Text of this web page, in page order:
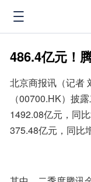
486.4亿元！
北京商报讯（记者
（00700.HK）披
1492.08亿元，同
375.48亿元，同比